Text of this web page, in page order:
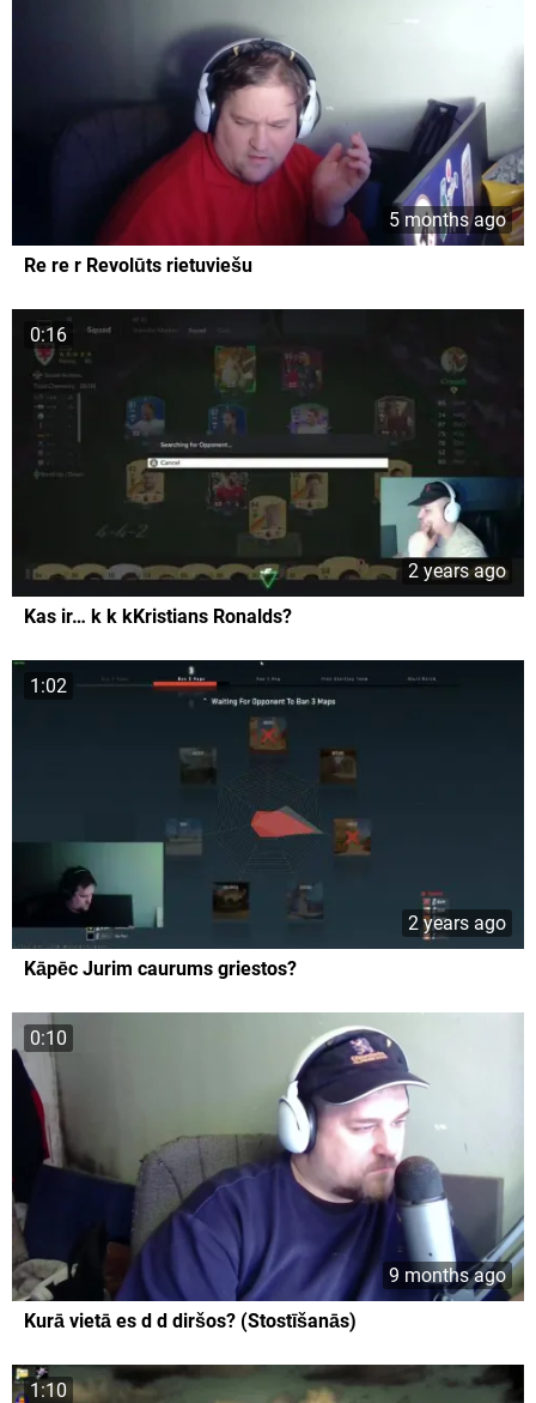
5 months ago
Re re r Revolūts rietuviešu
0:16
2 years ago
Kas ir… k k kKristians Ronalds?
1:02
2 years ago
Kāpēc Jurim caurums griestos?
0:10
9 months ago
Kurā vietā es d d diršos? (Stostīšanās)
1:10